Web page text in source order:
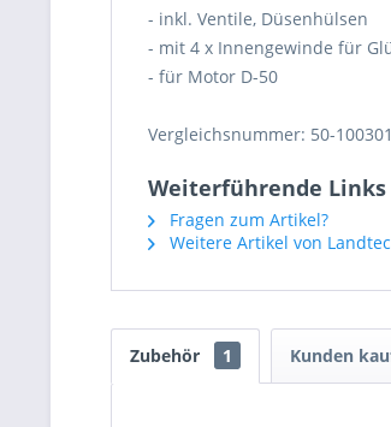
- inkl. Ventile, Düsenhülsen
- mit 4 x Innengewinde für
- für Motor D-50
Vergleichsnummer: 50-
Weiterführende
Fragen zum Artikel?
Weitere Artikel von
Zubehör 1 Kunden